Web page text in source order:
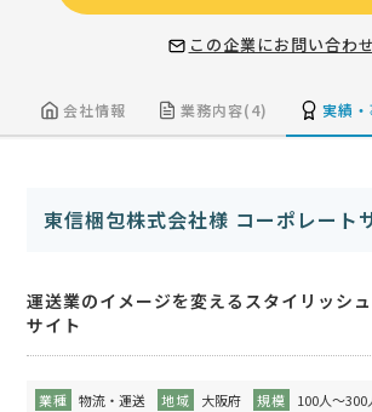
この企業にお問い合わせ
会社情報 業務内容(4) 実績
東信梱包株式会社様 コーポレート
運送業のイメージを変えるスタイリッシ
サイト
業種 物流・運送 地域 大阪府 規模 100人～300